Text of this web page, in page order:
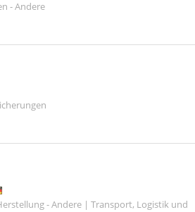
- Andere
- Andere | Transport, Logistik und